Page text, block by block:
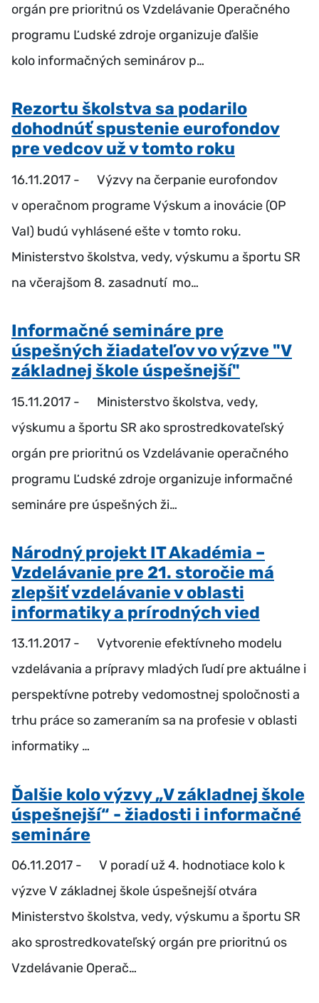
orgán pre prioritnú os Vzdelávanie Operačného
programu Ľudské zdroje organizuje ďalšie
kolo informačných seminárov p…
Rezortu školstva sa podarilo
dohodnúť spustenie eurofondov
pre vedcov už v tomto roku
16.11.2017 - Výzvy na čerpanie eurofondov
v operačnom programe Výskum a inovácie (OP
VaI) budú vyhlásené ešte v tomto roku.
Ministerstvo školstva, vedy, výskumu a športu SR
na včerajšom 8. zasadnutí mo…
Informačné semináre pre
úspešných žiadateľov vo výzve "V
základnej škole úspešnejší"
15.11.2017 - Ministerstvo školstva, vedy,
výskumu a športu SR ako sprostredkovateľský
orgán pre prioritnú os Vzdelávanie operačného
programu Ľudské zdroje organizuje informačné
semináre pre úspešných ži…
Národný projekt IT Akadémia –
Vzdelávanie pre 21. storočie má
zlepšiť vzdelávanie v oblasti
informatiky a prírodných vied
13.11.2017 - Vytvorenie efektívneho modelu
vzdelávania a prípravy mladých ľudí pre aktuálne i
perspektívne potreby vedomostnej spoločnosti a
trhu práce so zameraním sa na profesie v oblasti
informatiky …
Ďalšie kolo výzvy „V základnej škole
úspešnejší“ - žiadosti i informačné
semináre
06.11.2017 - V poradí už 4. hodnotiace kolo k
výzve V základnej škole úspešnejší otvára
Ministerstvo školstva, vedy, výskumu a športu SR
ako sprostredkovateľský orgán pre prioritnú os
Vzdelávanie Operač…